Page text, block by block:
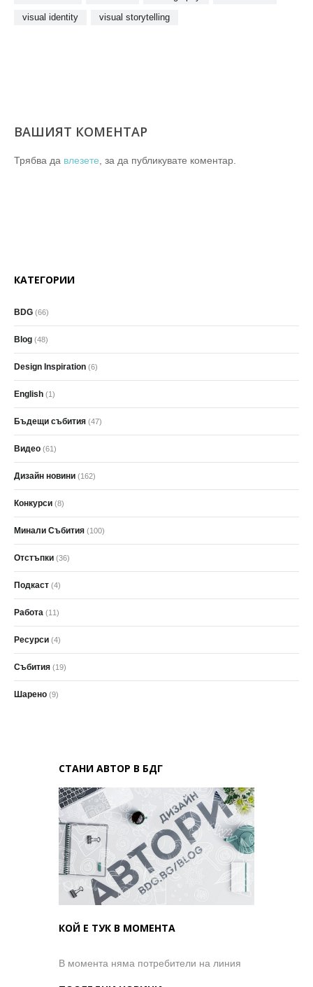
visual identity
visual storytelling
ВАШИЯТ КОМЕНТАР
Трябва да влезете, за да публикувате коментар.
КАТЕГОРИИ
BDG (66)
Blog (48)
Design Inspiration (6)
English (1)
Бъдещи събития (47)
Видео (61)
Дизайн новини (162)
Конкурси (8)
Минали Събития (100)
Отстъпки (36)
Подкаст (4)
Работа (11)
Ресурси (4)
Събития (19)
Шарено (9)
СТАНИ АВТОР В БДГ
КОЙ Е ТУК В МОМЕНТА
В момента няма потребители на линия